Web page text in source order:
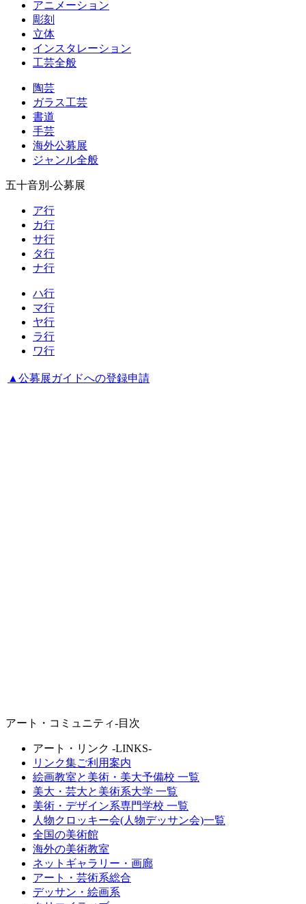
アニメーション
彫刻
立体
インスタレーション
工芸全般
陶芸
ガラス工芸
書道
手芸
海外公募展
ジャンル全般
五十音別-公募展
ア行
カ行
サ行
タ行
ナ行
ハ行
マ行
ヤ行
ラ行
ワ行
▲公募展ガイドへの登録申請
アート・コミュニティ-目次
アート・リンク -LINKS-
リンク集ご利用案内
絵画教室と美術・ 美大予備校 一覧
美大・芸大と 美術系大学 一覧
美術・デザイン系専門学校 一覧
人物クロッキー会(人物デッサン会)一覧
全国の美術館
海外の美術教室
ネットギャラリー・画廊
アート・芸術系総合
デッサン・絵画系